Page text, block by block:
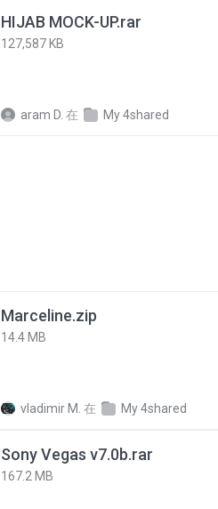
HIJAB MOCK-UP.rar
127,587 KB
aram D. 在 My 4shared
Marceline.zip
14.4 MB
vladimir M. 在 My 4shared
Sony Vegas v7.0b.rar
167.2 MB